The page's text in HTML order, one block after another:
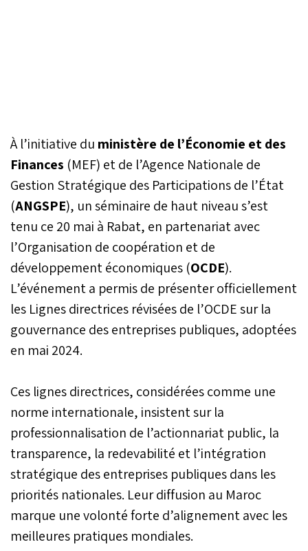
À l’initiative du ministère de l’Économie et des
Finances (MEF) et de l’Agence Nationale de
Gestion Stratégique des Participations de l’État
(ANGSPE), un séminaire de haut niveau s’est
tenu ce 20 mai à Rabat, en partenariat avec
l’Organisation de coopération et de
développement économiques (OCDE).
L’événement a permis de présenter officiellement
les Lignes directrices révisées de l’OCDE sur la
gouvernance des entreprises publiques, adoptées
en mai 2024.
Ces lignes directrices, considérées comme une
norme internationale, insistent sur la
professionnalisation de l’actionnariat public, la
transparence, la redevabilité et l’intégration
stratégique des entreprises publiques dans les
priorités nationales. Leur diffusion au Maroc
marque une volonté forte d’alignement avec les
meilleures pratiques mondiales.